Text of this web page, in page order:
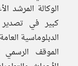
الوكالة المرشد
كبير في تصدير
الدبلوماسية
الموقف الرسمي